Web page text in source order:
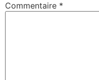
Commentaire *